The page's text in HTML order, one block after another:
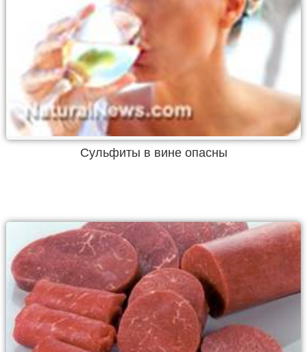
Сульфиты в вине опасны